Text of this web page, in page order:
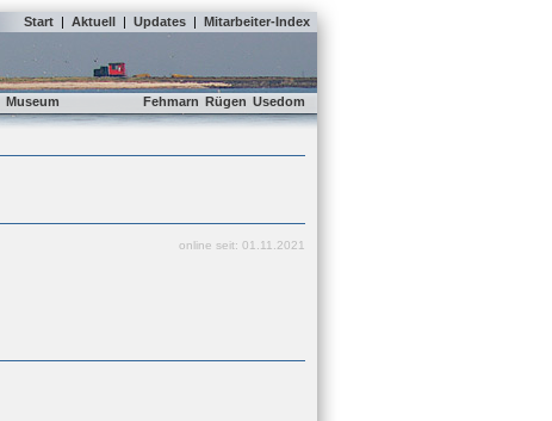
Start | Aktuell | Updates | Mitarbeiter-Index
Museum Fehmarn Rügen Usedom
online seit: 01.11.2021